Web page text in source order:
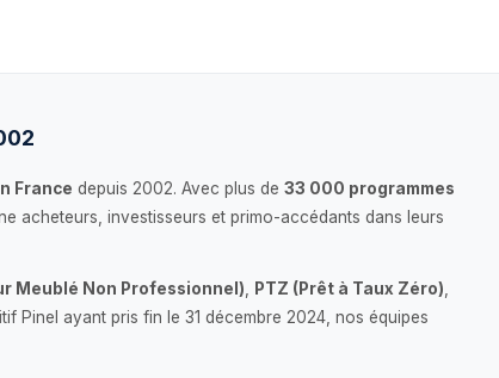
France depuis 2002. Avec plus de 33 000 programmes
acheteurs, investisseurs et primo-accédants dans leurs
Meublé Non Professionnel) PTZ (Prêt à Taux Zéro)
Pinel ayant pris fin le 31 décembre 2024, nos équipes